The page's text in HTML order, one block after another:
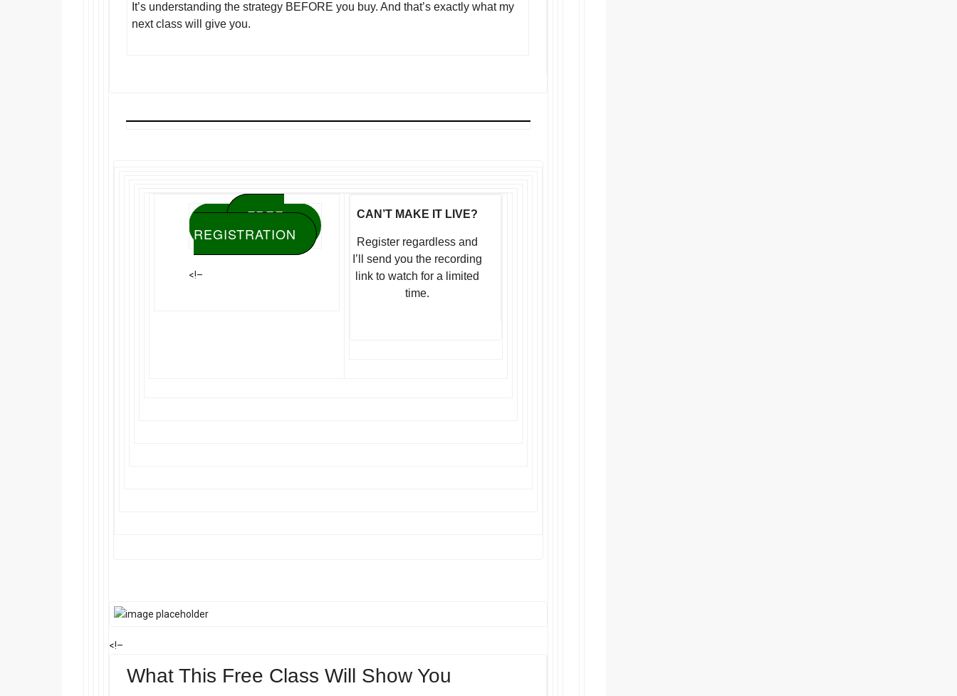
It’s understanding the strategy BEFORE you buy. And that’s exactly what my
next class will give you.
FREE
REGISTRATION
<!–
CAN’T MAKE IT LIVE?
Register regardless and
I’ll send you the recording
link to watch for a limited
time.
<!–
What This Free Class Will Show You